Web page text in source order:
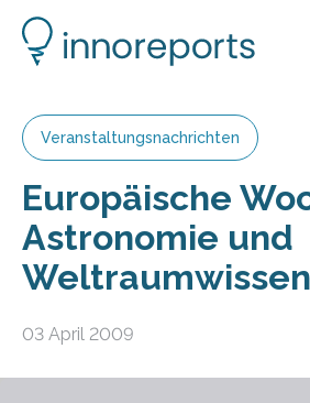
Veranstaltungsnachrichten
Europäische
Astronomie und
03 April 2009